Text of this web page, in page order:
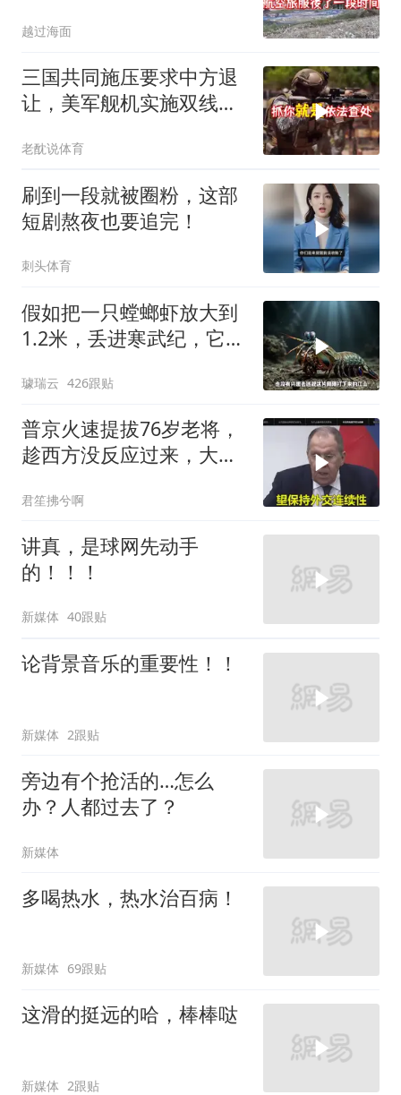
越过海面
三国共同施压要求中方退
让，美军舰机实施双线抵
轰-6K已挂弹
老酖说体育
刷到一段就被圈粉，这部
短剧熬夜也要追完！
刺头体育
假如把一只螳螂虾放大到
1.2米，丢进寒武纪，它能
璩瑞云 426跟贴
普京火速提拔76岁老将，
趁西方没反应过来，大鹅
君笙拂兮啊
讲真，是球网先动手
的！！！
新媒体 40跟贴
论背景音乐的重要性！！
新媒体 2跟贴
旁边有个抢活的…怎么
办？人都过去了？
新媒体
多喝热水，热水治百病！
新媒体 69跟贴
这滑的挺远的哈，棒棒哒
新媒体 2跟贴